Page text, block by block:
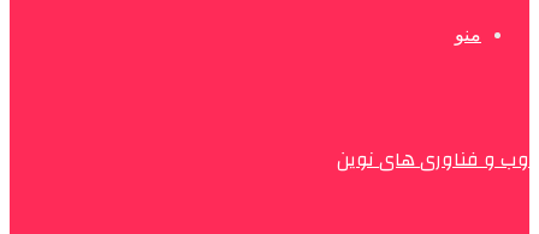
منو
وب و فناوری های نوین